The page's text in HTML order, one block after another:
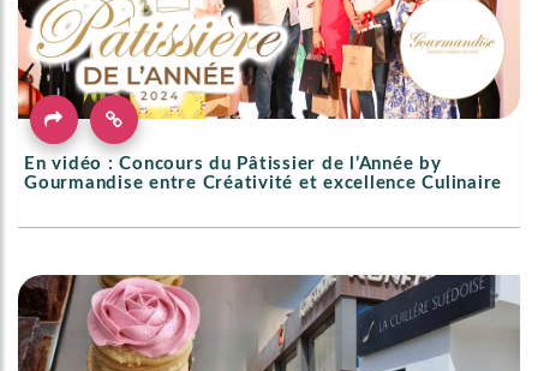
En vidéo : Concours du Pâtissier de l’Année by
Gourmandise entre Créativité et excellence Culinaire